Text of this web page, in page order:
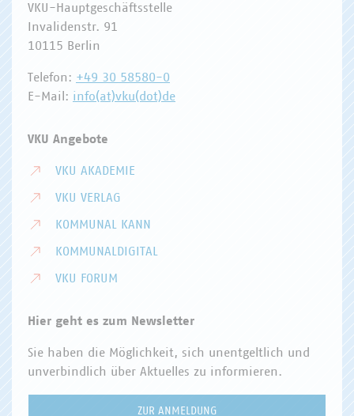
VKU-Hauptgeschäftsstelle
Invalidenstr. 91
10115 Berlin
Telefon: +49 30 58580-0
E-Mail: info(at)vku(dot)de
VKU Angebote
VKU AKADEMIE
VKU VERLAG
KOMMUNAL KANN
KOMMUNALDIGITAL
VKU FORUM
Hier geht es zum Newsletter
Sie haben die Möglichkeit, sich unentgeltlich und
unverbindlich über Aktuelles zu informieren.
ZUR ANMELDUNG